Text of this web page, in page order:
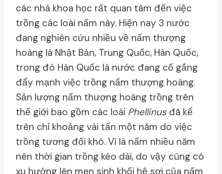
các nhà khoa học rất quan tâm đến việc
trồng các loài nấm này. Hiện nay 3 nước
đang nghiên cứu nhiều về nấm thượng
hoàng là Nhật Bản, Trung Quốc, Hàn Quốc,
trong đó Hàn Quốc là nước đang cố gắng
đẩy mạnh việc trồng nấm thượng hoàng.
Sản lượng nấm thượng hoàng trồng trên
thế giới bao gồm các loài Phellinus đã kể
trên chỉ khoảng vài tấn một năm do việc
trồng tương đối khó. Vì là nấm nhiều năm
nên thời gian trồng kéo dài, do vậy cũng có
xu hướng lên men sinh khối hệ sợi của nấm